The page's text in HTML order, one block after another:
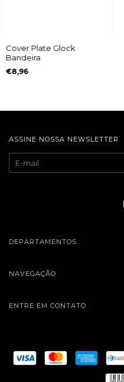
Cover Plate Glock
Bandeira
€8,96
ASSINE NOSSA NEWSLETTER
DEPARTAMENTOS
NAVEGAÇÃO
ENTRE EM CONTATO